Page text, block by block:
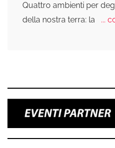
Quattro ambienti per
della nostra terra: la
...